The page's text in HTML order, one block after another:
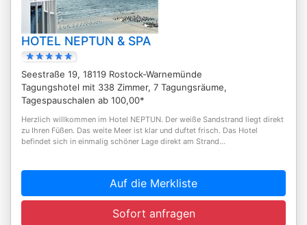
HOTEL NEPTUN & SPA
Seestraße 19, 18119 Rostock-Warnemünde
Tagungshotel mit 338 Zimmer, 7 Tagungsräume,
Tagespauschalen ab 100,00*
Herzlich willkommen im Hotel NEPTUN. Der weiße Sandstrand liegt direkt
zu Ihren Füßen. Das weite Meer ist klar und duftet frisch. Das Hotel
befindet sich in einmalig schöner Lage direkt am Strand...
Auf die Merkliste
Sofort anfragen